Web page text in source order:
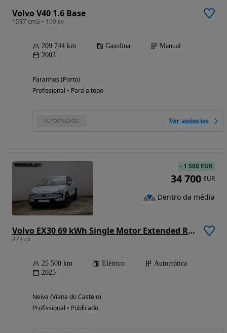
Volvo V40 1.6 Base
1587 cm3 • 109 cv
209 744 km Gasolina
Manual
2003
Paranhos (Porto)
Profissional • Para o topo
Ver anúncios
Volvo EX30 69 kWh Single Motor Extended Range Core
272 cv
25 500 km Elétrico
Automática
2025
Neiva (Viana do Castelo)
Profissional • Publicado
- 1 500 EUR
34 700 EUR
Dentro da média